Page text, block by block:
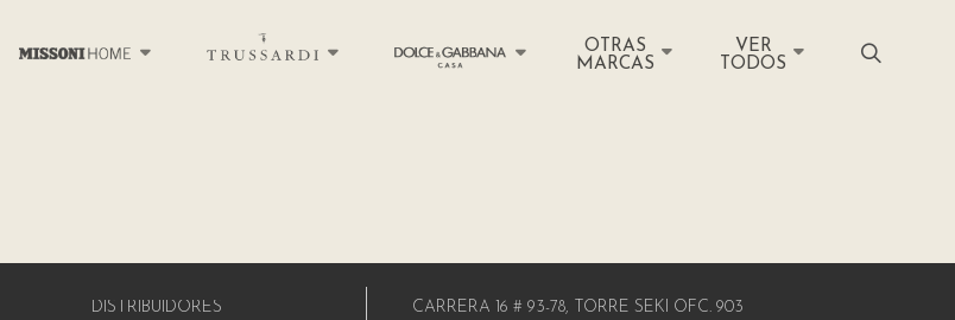
OTRAS
MARCAS
VER
TODOS
DISTRIBUIDORES
CARRERA 16 # 93-78, TORRE SEKI OFC. 903